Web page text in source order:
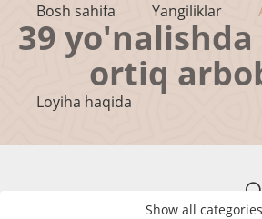
Bosh sahifa Yangiliklar
Loyiha haqida
39 yo'nalishda
ortiq
Show all categories